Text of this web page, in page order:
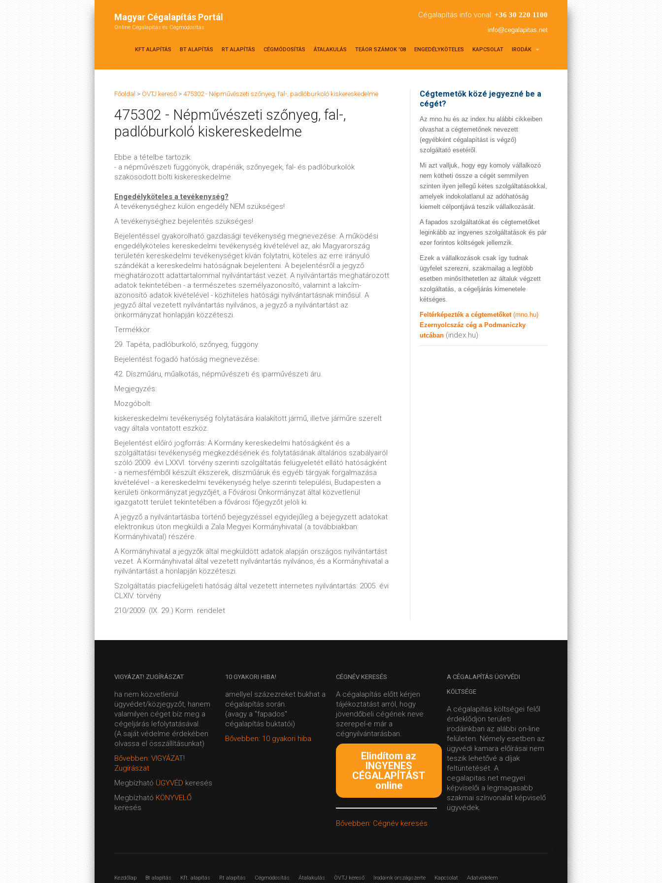
Magyar Cégalapítás Portál
Online Cégalapítás és Cégmódosítás
Cégalapítás info vonal: +36 30 220 1100
info@cegalapitas.net
KFT ALAPÍTÁS BT ALAPÍTÁS RT ALAPÍTÁS CÉGMÓDOSÍTÁS ÁTALAKULÁS TEÁOR SZÁMOK '08 ENGEDÉLYKÖTELES KAPCSOLAT IRODÁK
Főoldal > ÖVTJ kereső > 475302 - Népművészeti szőnyeg, fal-, padlóburkoló kiskereskedelme
475302 - Népművészeti szőnyeg, fal-,
padlóburkoló kiskereskedelme
Ebbe a tételbe tartozik:
- a népművészeti függönyök, drapériák, szőnyegek, fal- és padlóburkolók
szakosodott bolti kiskereskedelme
Engedélyköteles a tevékenység?
A tevékenységhez külön engedély NEM szükséges!
A tevékenységhez bejelentés szükséges!
Bejelentéssel gyakorolható gazdasági tevékenység megnevezése: A működési
engedélyköteles kereskedelmi tevékenység kivételével az, aki Magyarország
területén kereskedelmi tevékenységet kíván folytatni, köteles az erre irányuló
szándékát a kereskedelmi hatóságnak bejelenteni. A bejelentésről a jegyző
meghatározott adattartalommal nyilvántartást vezet. A nyilvántartás meghatározott
adatok tekintetében - a természetes személyazonosító, valamint a lakcím-
azonosító adatok kivételével - közhiteles hatósági nyilvántartásnak minősül. A
jegyző által vezetett nyilvántartás nyilvános, a jegyző a nyilvántartást az
önkormányzat honlapján közzéteszi.
Termékkör:
29. Tapéta, padlóburkoló, szőnyeg, függöny
Bejelentést fogadó hatóság megnevezése:
42. Díszműáru, műalkotás, népművészeti és iparművészeti áru.
Megjegyzés:
Mozgóbolt:
kiskereskedelmi tevékenység folytatására kialakított jármű, illetve járműre szerelt
vagy általa vontatott eszköz.
Bejelentést előíró jogforrás: A Kormány kereskedelmi hatóságként és a
szolgáltatási tevékenység megkezdésének és folytatásának általános szabályairól
szóló 2009. évi LXXVI. törvény szerinti szolgáltatás felügyeletét ellátó hatóságként
- a nemesfémből készült ékszerek, díszműáruk és egyéb tárgyak forgalmazása
kivételével - a kereskedelmi tevékenység helye szerinti települési, Budapesten a
kerületi önkormányzat jegyzőjét, a Fővárosi Önkormányzat által közvetlenül
igazgatott terület tekintetében a fővárosi főjegyzőt jelöli ki.
A jegyző a nyilvántartásba történő bejegyzéssel egyidejűleg a bejegyzett adatokat
elektronikus úton megküldi a Zala Megyei Kormányhivatal (a továbbiakban:
Kormányhivatal) részére.
A Kormányhivatal a jegyzők által megküldött adatok alapján országos nyilvántartást
vezet. A Kormányhivatal által vezetett nyilvántartás nyilvános, és a Kormányhivatal a
nyilvántartást a honlapján közzéteszi.
Szolgáltatás piacfelügeleti hatóság által vezetett internetes nyilvántartás: 2005. évi
CLXIV. törvény
210/2009. (IX. 29.) Korm. rendelet
Cégtemetők közé jegyezné be a
cégét?
Az mno.hu és az index.hu alábbi cikkeiben
olvashat a cégtemetőnek nevezett
(egyébként cégalapítást is végző)
szolgáltató esetéről.
Mi azt valljuk, hogy egy komoly vállalkozó
nem kötheti össze a cégét semmilyen
szinten ilyen jellegű kétes szolgáltatásokkal,
amelyek indokolatlanul az adóhatóság
kiemelt célpontjává teszik vállalkozását.
A fapados szolgáltatókat és cégtemetőket
leginkább az ingyenes szolgáltatások és pár
ezer forintos költségek jellemzik.
Ezek a vállalkozások csak így tudnak
ügyfelet szerezni, szakmailag a legtöbb
esetben minősíthetetlen az általuk végzett
szolgáltatás, a cégeljárás kimenetele
kétséges.
Feltérképezték a cégtemetőket (mno.hu)
Ezernyolcszáz cég a Podmaniczky
utcában (index.hu)
VIGYÁZAT! ZUGÍRÁSZAT
ha nem közvetlenül
ügyvédet/közjegyzőt, hanem
valamilyen céget bíz meg a
cégeljárás lefolytatásával.
(A saját védelme érdekében
olvassa el összállításunkat)
Bővebben: VIGYÁZAT!
Zugírászat
Megbízható ÜGYVÉD keresés
Megbízható KÖNYVELŐ
keresés
10 GYAKORI HIBA!
amellyel százezreket bukhat a
cégalapítás során.
(avagy a "fapados"
cégalapítás buktatói)
Bővebben: 10 gyakori hiba
CÉGNÉV KERESÉS
A cégalapítás előtt kérjen
tájékoztatást arról, hogy
jövendőbeli cégének neve
szerepel-e már a
cégnyilvántarásban.
Elindítom az
INGYENES
CÉGALAPÍTÁST
online
Bővebben: Cégnév keresés
A CÉGALAPÍTÁS ÜGYVÉDI
KÖLTSÉGE
A cégalapítás költségei felől
érdeklődjön területi
irodáinkban az alábbi on-line
felületen. Némely esetben az
ügyvédi kamara előírásai nem
teszik lehetővé a díjak
feltüntetését. A
cegalapitas.net megyei
képviselői a legmagasabb
szakmai színvonalat képviselő
ügyvédek.
Kezdőlap Bt alapítás Kft. alapítás Rt alapítás Cégmódosítás Átalakulás ÖVTJ kereső Irodáink országszerte Kapcsolat Adatvédelem